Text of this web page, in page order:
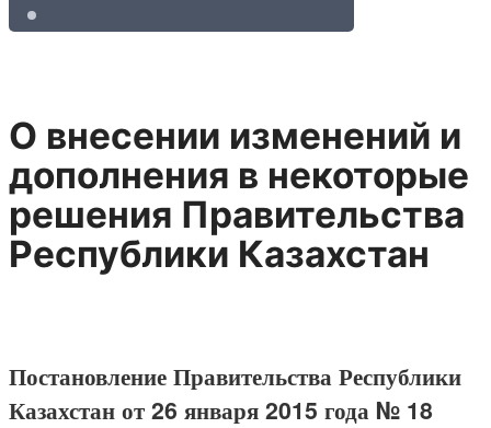
О внесении изменений и
дополнения в некоторые
решения Правительства
Республики Казахстан
Постановление Правительства Республики
Казахстан от 26 января 2015 года № 18